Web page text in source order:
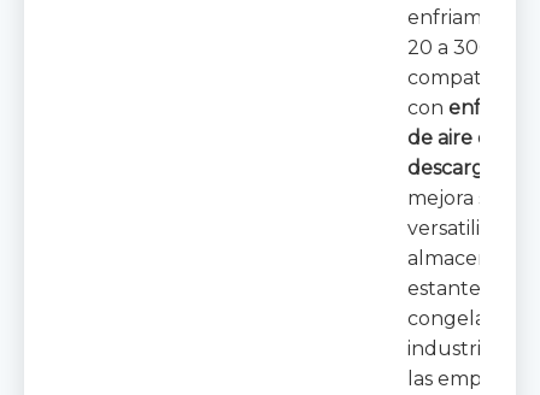
enfriamiento
20 a 300 kW,
con
de aire de
descarga
mejora su
versatilidad
almacenes
estantes
congeladores
industriales.
las empresas